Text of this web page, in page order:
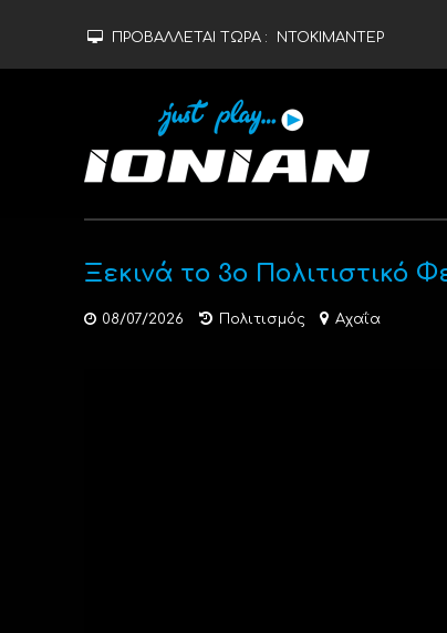
ΠΡΟΒΑΛΛΕΤΑΙ ΤΩΡΑ : ΝΤΟΚΙΜΑΝΤΕΡ
Ξεκινά το 3ο Πολιτιστικό
08/07/2026 Πολιτισμός Αχαΐα